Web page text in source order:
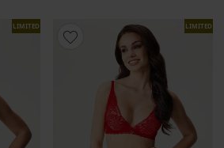
LIMITED LIMITED